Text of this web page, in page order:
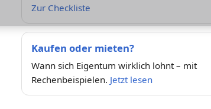
Zur Checkliste
Kaufen oder mieten?
Wann sich Eigentum wirklich lohnt – mit
Rechenbeispielen. Jetzt lesen